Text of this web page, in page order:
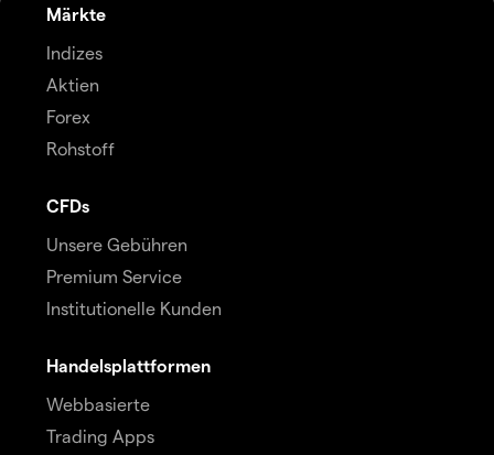
Märkte
Indizes
Aktien
Forex
Rohstoff
CFDs
Unsere Gebühren
Premium Service
Institutionelle Kunden
Handelsplattformen
Webbasierte
Trading Apps